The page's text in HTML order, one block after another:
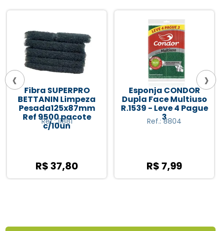
Fibra SUPERPRO
BETTANIN Limpeza
Pesada125x87mm
Ref 9500 pacote
c/10un
Ref.: 11881
R$ 37,80
Esponja CONDOR
Dupla Face Multiuso
R.1539 - Leve 4 Pague
3
Ref.: 8804
R$ 7,99
‹ ›